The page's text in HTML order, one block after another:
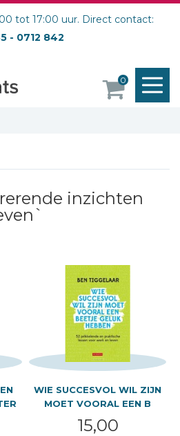
tot 17:00 uur. Direct contact:
- 0712 842
0
inzichten
WIE SUCCESVOL WIL ZIJN
MOET VOORAL EEN B
15,00